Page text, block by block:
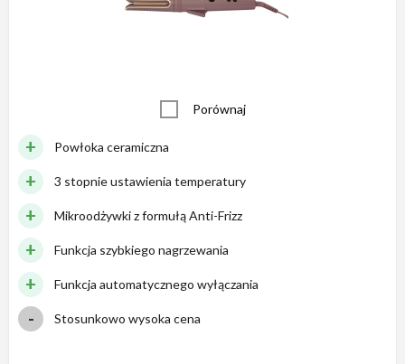
Porównaj
Powłoka ceramiczna
3 stopnie ustawienia temperatury
Mikroodżywki z formułą Anti-Frizz
Funkcja szybkiego nagrzewania
Funkcja automatycznego wyłączania
Stosunkowo wysoka cena